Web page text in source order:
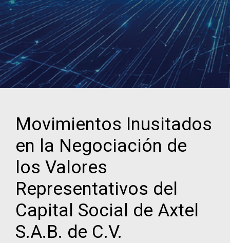
Movimientos Inusitados
en la Negociación de
los Valores
Representativos del
Capital Social de Axtel
S.A.B. de C.V.